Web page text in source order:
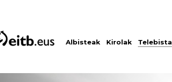
Albisteak Kirolak Telebista